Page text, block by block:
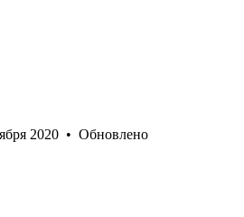
2020 • Обновлено